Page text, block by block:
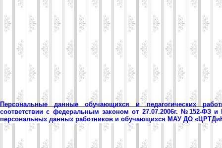
Персональные данные обучающихся и педагогических
соответствии с федеральным законом от 27.07.2006г. №152-ФЗ
персональных данных работников и обучающихся МАУ ДО